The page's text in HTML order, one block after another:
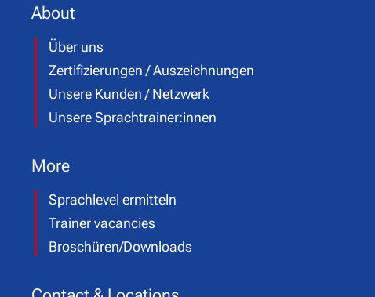
About
Über uns
Zertifizierungen / Auszeichnungen
Unsere Kunden / Netzwerk
Unsere Sprachtrainer:innen
More
Sprachlevel ermitteln
Trainer vacancies
Broschüren/Downloads